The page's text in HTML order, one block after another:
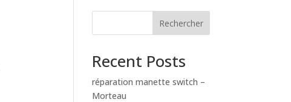
Rechercher
Recent Posts
réparation manette switch –
Morteau